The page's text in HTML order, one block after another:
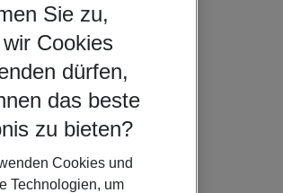
Sie zu,
Cookies
dürfen,
das beste
zu bieten?
Cookies und
Technologien, um